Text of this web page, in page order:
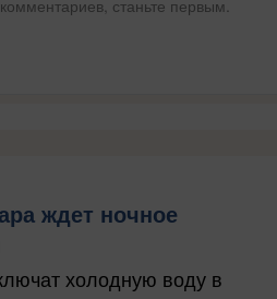
станьте первым.
ждет ночное
холодную воду в